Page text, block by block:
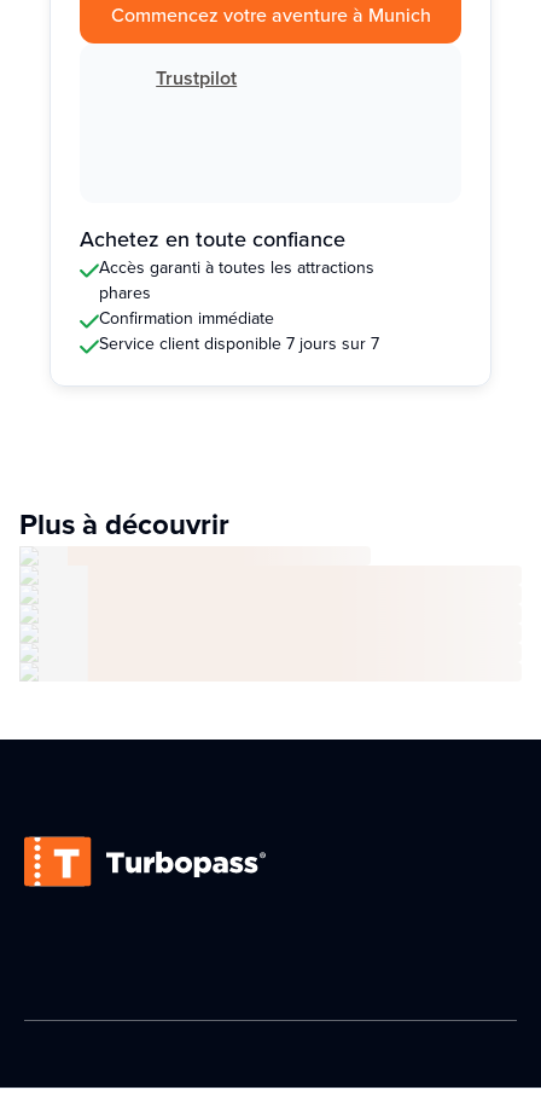
Commencez votre aventure à Munich
Trustpilot
Achetez en toute confiance
Accès garanti à toutes les attractions
phares
Confirmation immédiate
Service client disponible 7 jours sur 7
Plus à découvrir